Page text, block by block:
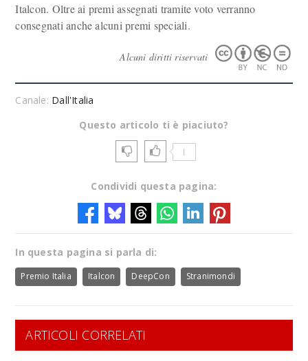
Italcon. Oltre ai premi assegnati tramite voto verranno
consegnati anche alcuni premi speciali.
Alcuni diritti riservati
Canale: Dall'Italia
Questo articolo ti è piaciuto?
1
Condividi questa pagina:
In questa pagina si parla di:
Premio Italia Italcon DeepCon Stranimondi
ARTICOLI CORRELATI